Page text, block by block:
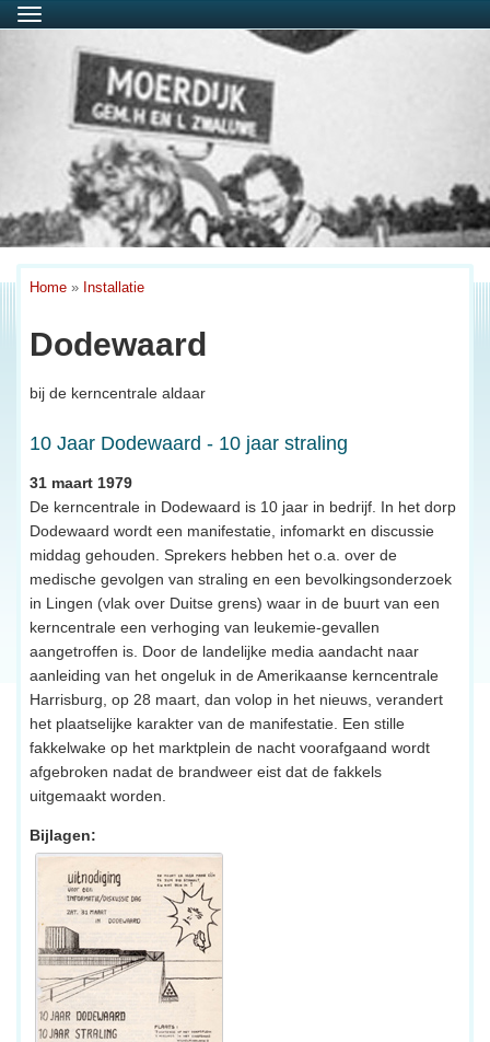
Menu
Home » Installatie
Dodewaard
bij de kerncentrale aldaar
10 Jaar Dodewaard - 10 jaar straling
31 maart 1979
De kerncentrale in Dodewaard is 10 jaar in bedrijf. In het dorp
Dodewaard wordt een manifestatie, infomarkt en discussie
middag gehouden. Sprekers hebben het o.a. over de
medische gevolgen van straling en een bevolkingsonderzoek
in Lingen (vlak over Duitse grens) waar in de buurt van een
kerncentrale een verhoging van leukemie-gevallen
aangetroffen is. Door de landelijke media aandacht naar
aanleiding van het ongeluk in de Amerikaanse kerncentrale
Harrisburg, op 28 maart, dan volop in het nieuws, verandert
het plaatselijke karakter van de manifestatie. Een stille
fakkelwake op het marktplein de nacht voorafgaand wordt
afgebroken nadat de brandweer eist dat de fakkels
uitgemaakt worden.
Bijlagen: